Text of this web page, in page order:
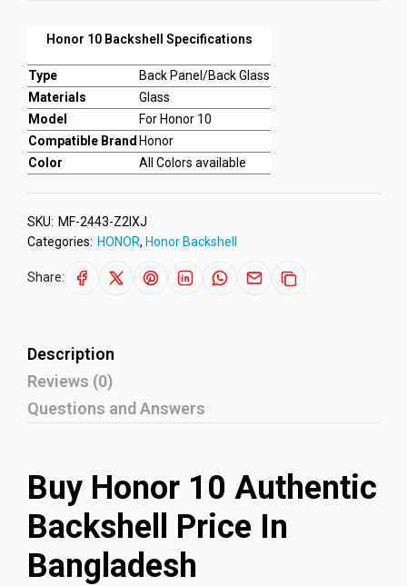
Honor 10 Backshell Specifications
Type
Back Panel/Back Glass
Materials
Glass
Model
For Honor 10
Compatible Brand Honor
Color
All Colors available
SKU: MF-2443-Z2IXJ
Categories: HONOR, Honor Backshell
Share:
Description
Reviews (0)
Questions and Answers
Buy Honor 10 Authentic
Backshell Price In
Bangladesh